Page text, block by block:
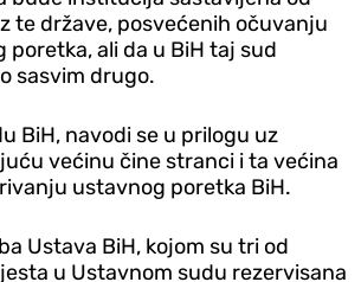
te države, posvećenih očuvanju
ali da u BiH taj sud
sasvim drugo.
BiH, navodi se u prilogu uz
većinu čine stranci i ta većina
ustavnog poretka BiH.
Ustava BiH, kojom su tri od
u Ustavnom sudu rezervisana